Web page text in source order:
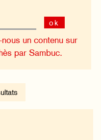
ok
nous un contenu sur
par Sambuc.